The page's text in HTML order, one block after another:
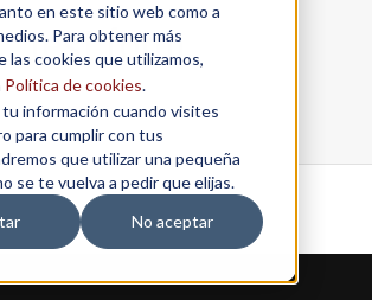
en este sitio web como a
Para obtener más
las cookies que utilizamos,
Política de cookies.
información cuando visites
para cumplir con tus
que utilizar una pequeña
se te vuelva a pedir que elijas.
No aceptar
test form
Home / test form